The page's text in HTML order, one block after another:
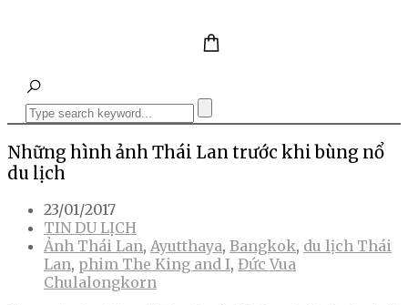
Những hình ảnh Thái Lan trước khi bùng nổ
du lịch
23/01/2017
TIN DU LỊCH
Ảnh Thái Lan, Ayutthaya, Bangkok, du lịch Thái
Lan, phim The King and I, Đức Vua
Chulalongkorn